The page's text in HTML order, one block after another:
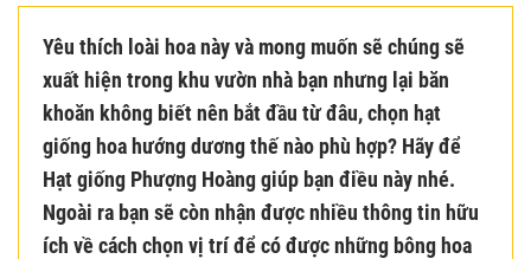
Yêu thích loài hoa này và mong muốn sẽ chúng sẽ
xuất hiện trong khu vườn nhà bạn nhưng lại băn
khoăn không biết nên bắt đầu từ đâu, chọn hạt
giống hoa hướng dương thế nào phù hợp? Hãy để
Hạt giống Phượng Hoàng giúp bạn điều này nhé.
Ngoài ra bạn sẽ còn nhận được nhiều thông tin hữu
ích về cách chọn vị trí để có được những bông hoa